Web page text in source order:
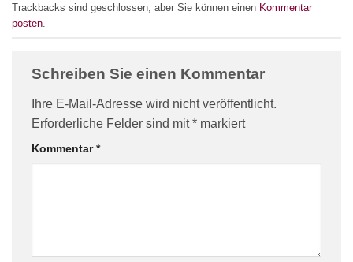
Trackbacks sind geschlossen, aber Sie können einen Kommentar
posten
Schreiben Sie einen Kommentar
Ihre E-Mail-Adresse wird nicht veröffentlicht.
Erforderliche Felder sind mit* markiert
Kommentar*